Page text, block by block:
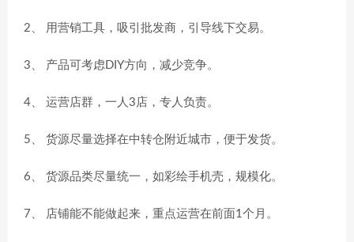
2、 用营销工具，吸引批发商，引导线下交易。
3、 产品可考虑DIY方向，减少竞争。
4、 运营店群，一人3店，专人负责。
5、 货源尽量选择在中转仓附近城市，便于发货。
6、 货源品类尽量统一，如彩绘手机壳，规模化。
7、 店铺能不能做起来，重点运营在前面1个月。